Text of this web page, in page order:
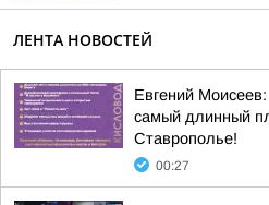
ЛЕНТА НОВОСТЕЙ
Евгений
самый длинный
Ставрополье!
00:27